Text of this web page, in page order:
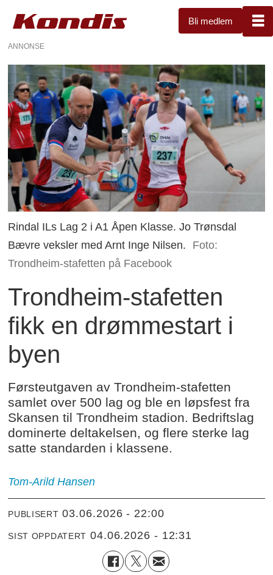
Bli medlem
ANNONSE
Rindal ILs Lag 2 i A1 Åpen Klasse. Jo Trønsdal
Bævre veksler med Arnt Inge Nilsen.
Foto:
Trondheim-stafetten på Facebook
Trondheim-stafetten
fikk en drømmestart i
byen
Førsteutgaven av Trondheim-stafetten
samlet over 500 lag og ble en løpsfest fra
Skansen til Trondheim stadion. Bedriftslag
dominerte deltakelsen, og flere sterke lag
satte standarden i klassene.
Tom-Arild Hansen
PUBLISERT 03.06.2026 - 22:00
SIST OPPDATERT 04.06.2026 - 12:31